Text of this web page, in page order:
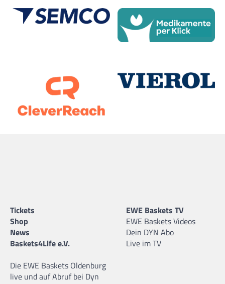
Tickets
Shop
News
Baskets4Life e.V.
Die EWE Baskets Oldenburg
live und auf Abruf bei Dyn
EWE Baskets TV
EWE Baskets Videos
Dein DYN Abo
Live im TV